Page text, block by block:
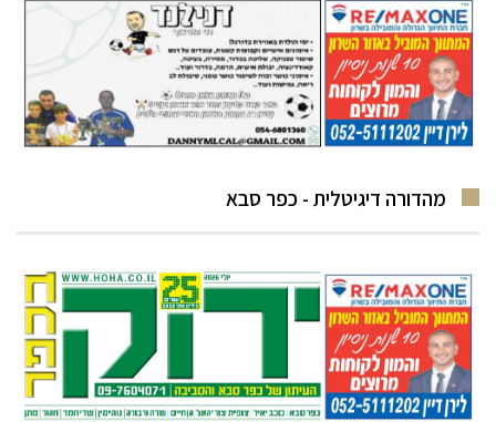
מהדורה דיגיטלית - כפר סבא